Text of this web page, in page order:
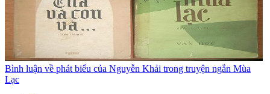
Bình luận về phát biểu của Nguyễn Khải trong truyện ngắn Mùa
Lạc